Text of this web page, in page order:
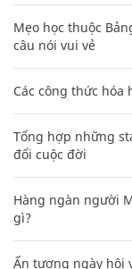
Mẹo học thuộc
câu nói vui vẻ
Các công thức hóa
Tổng hợp những
đổi cuộc đời
Hàng ngàn người
gì?
Ấn tượng ngày hội